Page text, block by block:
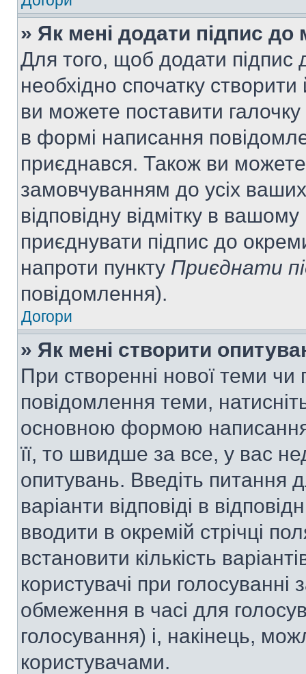
» Як мені додати підпис
Для того, щоб додати
необхідно спочатку
ви можете поставити
в формі написання
приєднався. Також ви
замовчуванням до усіх
відповідну відмітку в
приєднувати підпис до
напроти пункту Приєднати
повідомлення).
Догори
» Як мені створити
При створенні нової теми чи
повідомлення теми,
основною формою
її, то швидше за все, у вас
опитувань. Введіть питання
варіанти відповіді в
вводити в окремій стрічці
встановити кількість
користувачі при
обмеження в часі для
голосування) і, накінець,
користувачами.